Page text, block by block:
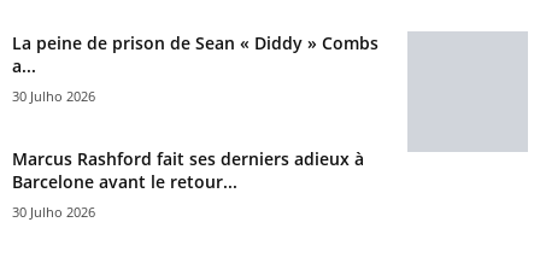
La peine de prison de Sean « Diddy » Combs
a...
30 Julho 2026
Marcus Rashford fait ses derniers adieux à
Barcelone avant le retour...
30 Julho 2026